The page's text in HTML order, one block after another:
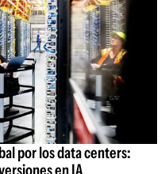
por los data centers: